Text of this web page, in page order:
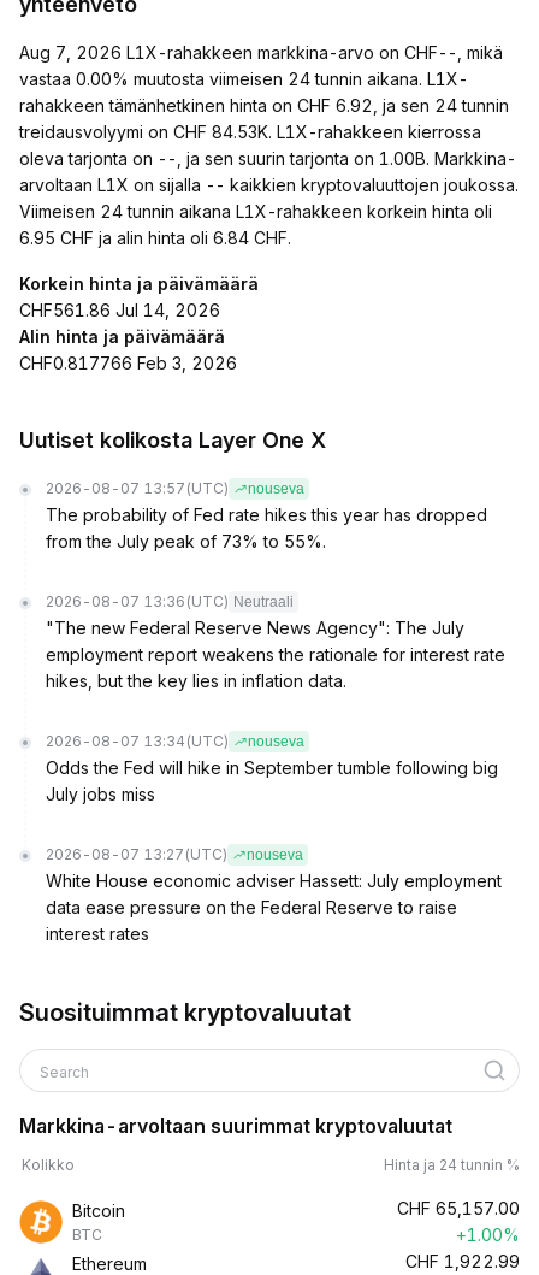
Aug 7, 2026 L1X-rahakkeen markkina-arvo on CHF--, mikä
vastaa 0.00% muutosta viimeisen 24 tunnin aikana. L1X-
rahakkeen tämänhetkinen hinta on CHF 6.92, ja sen 24 tunnin
treidausvolyymi on CHF 84.53K. L1X-rahakkeen kierrossa
oleva tarjonta on --, ja sen suurin tarjonta on 1.00B. Markkina-
arvoltaan L1X on sijalla -- kaikkien kryptovaluuttojen joukossa.
Viimeisen 24 tunnin aikana L1X-rahakkeen korkein hinta oli
6.95 CHF ja alin hinta oli 6.84 CHF.
Korkein hinta ja päivämäärä
CHF561.86 Jul 14, 2026
Alin hinta ja päivämäärä
CHF0.817766 Feb 3, 2026
Uutiset kolikosta Layer One X
2026-08-07 13:57 (UTC) nouseva
The probability of Fed rate hikes this year has dropped
from the July peak of 73% to 55%.
2026-08-07 13:36 (UTC) Neutraali
"The new Federal Reserve News Agency": The July
employment report weakens the rationale for interest rate
hikes, but the key lies in inflation data.
2026-08-07 13:34 (UTC) nouseva
Odds the Fed will hike in September tumble following big
July jobs miss
2026-08-07 13:27 (UTC) nouseva
White House economic adviser Hassett: July employment
data ease pressure on the Federal Reserve to raise
interest rates
Suosituimmat kryptovaluutat
Search
Markkina-arvoltaan suurimmat kryptovaluutat
Kolikko Hinta ja 24 tunnin %
Bitcoin
BTC
CHF 65,157.00
+1.00%
Ethereum
CHF 1,922.99